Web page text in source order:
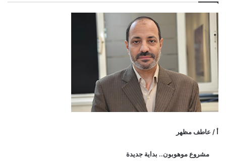
أ / عاطف مظهر
مشروع موهوبون.. بداية جديدة